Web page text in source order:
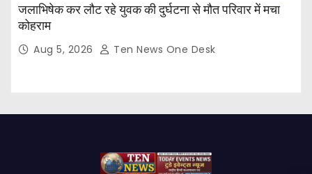
जलाभिषेक कर लौट रहे युवक की दुर्घटना से मौत परिवार में मचा
कोहराम
Aug 5, 2026 Ten News One Desk